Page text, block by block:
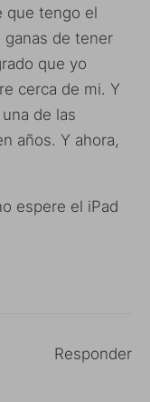
que tengo el
ganas de tener
que yo
cerca de mi. Y
de las
años. Y ahora,
espere el iPad
Responder